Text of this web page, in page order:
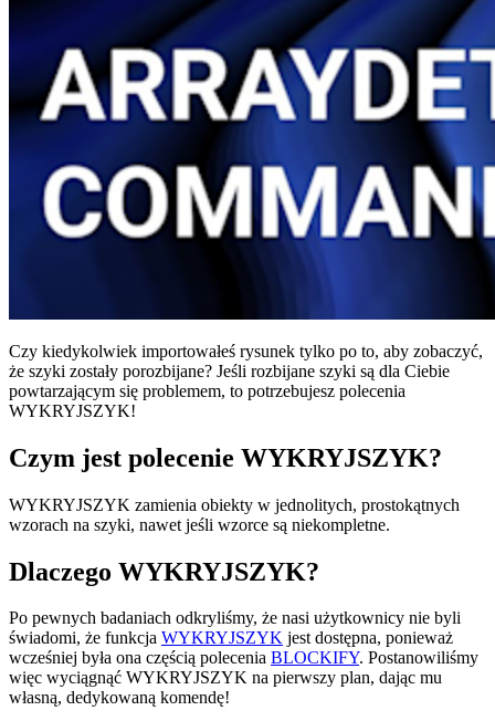
Czy kiedykolwiek importowałeś rysunek tylko po to, aby zobaczyć,
że szyki zostały porozbijane? Jeśli rozbijane szyki są dla Ciebie
powtarzającym się problemem, to potrzebujesz polecenia
WYKRYJSZYK!
Czym jest polecenie WYKRYJSZYK?
WYKRYJSZYK zamienia obiekty w jednolitych, prostokątnych
wzorach na szyki, nawet jeśli wzorce są niekompletne.
Dlaczego WYKRYJSZYK?
Po pewnych badaniach odkryliśmy, że nasi użytkownicy nie byli
świadomi, że funkcja WYKRYJSZYK jest dostępna, ponieważ
wcześniej była ona częścią polecenia BLOCKIFY. Postanowiliśmy
więc wyciągnąć WYKRYJSZYK na pierwszy plan, dając mu
własną, dedykowaną komendę!